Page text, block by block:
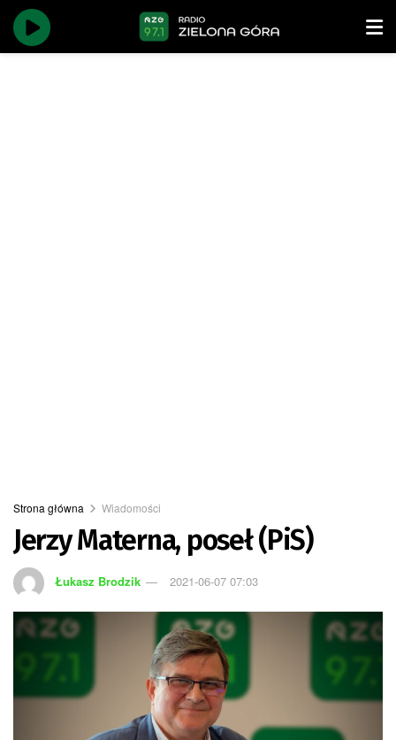
Strona główna Wiadomości
Jerzy Materna, poseł (PiS)
Łukasz Brodzik 2021-06-07 07:03